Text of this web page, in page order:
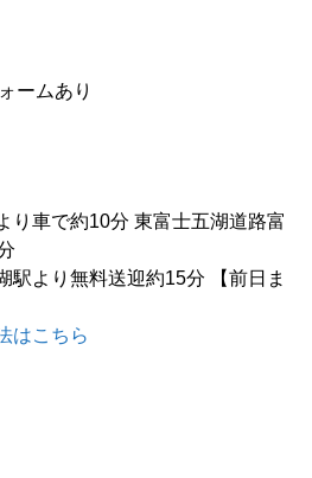
ームあり
車で約10分 東富士五湖道路富
駅より無料送迎約15分 【前日ま
はこちら